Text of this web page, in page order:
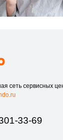
сеть сервисных
33-69